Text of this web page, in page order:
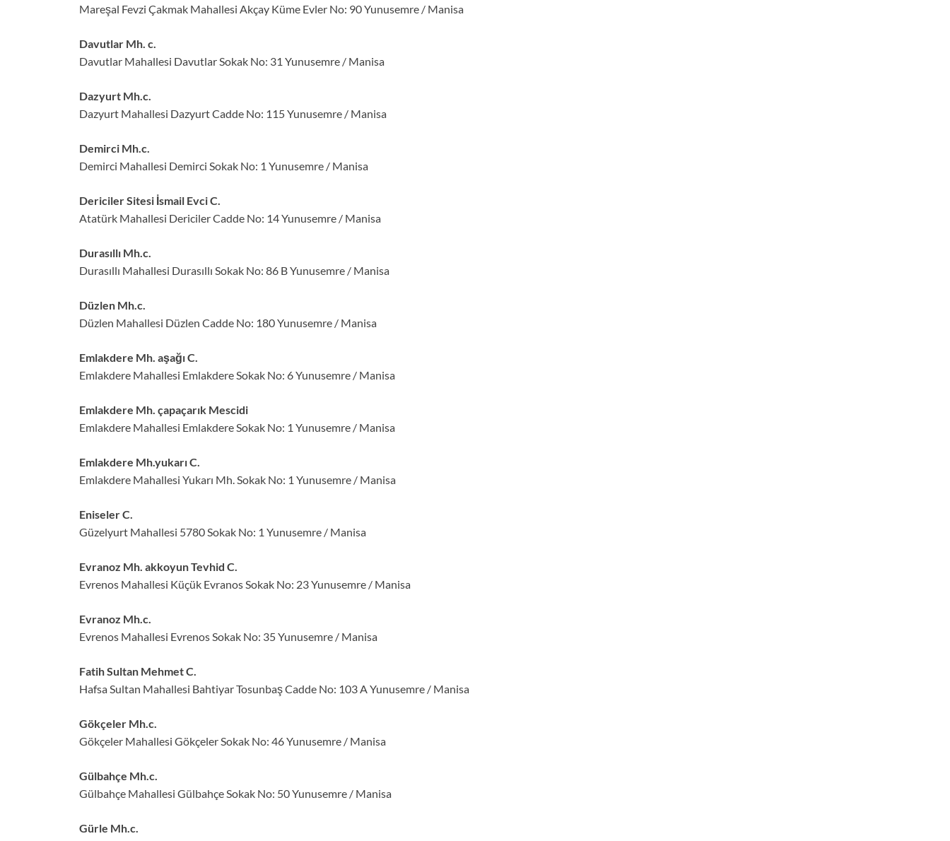
Mareşal Fevzi Çakmak Mahallesi Akçay Küme Evler No: 90 Yunusemre / Manisa
Davutlar Mh. c.
Davutlar Mahallesi Davutlar Sokak No: 31 Yunusemre / Manisa
Dazyurt Mh.c.
Dazyurt Mahallesi Dazyurt Cadde No: 115 Yunusemre / Manisa
Demirci Mh.c.
Demirci Mahallesi Demirci Sokak No: 1 Yunusemre / Manisa
Dericiler Sitesi İsmail Evci C.
Atatürk Mahallesi Dericiler Cadde No: 14 Yunusemre / Manisa
Durasıllı Mh.c.
Durasıllı Mahallesi Durasıllı Sokak No: 86 B Yunusemre / Manisa
Düzlen Mh.c.
Düzlen Mahallesi Düzlen Cadde No: 180 Yunusemre / Manisa
Emlakdere Mh. aşağı C.
Emlakdere Mahallesi Emlakdere Sokak No: 6 Yunusemre / Manisa
Emlakdere Mh. çapaçarık Mescidi
Emlakdere Mahallesi Emlakdere Sokak No: 1 Yunusemre / Manisa
Emlakdere Mh.yukarı C.
Emlakdere Mahallesi Yukarı Mh. Sokak No: 1 Yunusemre / Manisa
Eniseler C.
Güzelyurt Mahallesi 5780 Sokak No: 1 Yunusemre / Manisa
Evranoz Mh. akkoyun Tevhid C.
Evrenos Mahallesi Küçük Evranos Sokak No: 23 Yunusemre / Manisa
Evranoz Mh.c.
Evrenos Mahallesi Evrenos Sokak No: 35 Yunusemre / Manisa
Fatih Sultan Mehmet C.
Hafsa Sultan Mahallesi Bahtiyar Tosunbaş Cadde No: 103 A Yunusemre / Manisa
Gökçeler Mh.c.
Gökçeler Mahallesi Gökçeler Sokak No: 46 Yunusemre / Manisa
Gülbahçe Mh.c.
Gülbahçe Mahallesi Gülbahçe Sokak No: 50 Yunusemre / Manisa
Gürle Mh.c.